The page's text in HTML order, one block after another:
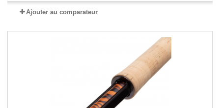
Ajouter au comparateur